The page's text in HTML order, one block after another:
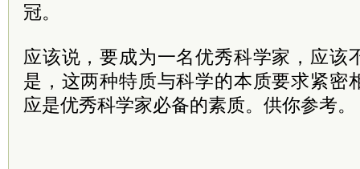
冠。
应该说，要成为一名优秀科学家，应该
是，这两种特质与科学的本质要求紧密
应是优秀科学家必备的素质。供你参考。